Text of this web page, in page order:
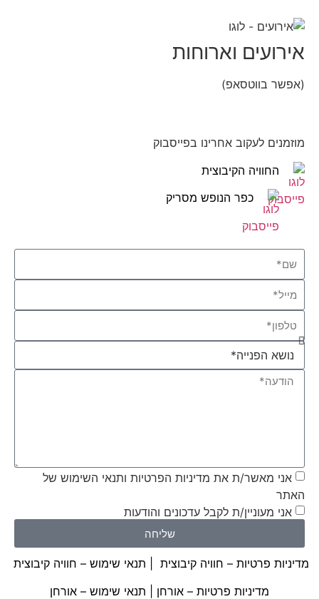
אירועים וארוחות
(אפשר בווטסאפ)
מוזמנים לעקוב אחרינו בפייסבוק
החוויה הקיבוצית
כפר הנופש מסריק
אני מאשר/ת את מדיניות הפרטיות ותנאי השימוש של
האתר
אני מעוניין/ת לקבל עדכונים והודעות
שליחה
מדיניות פרטיות – חוויה קיבוצית
תנאי שימוש – חוויה קיבוצית
מדיניות פרטיות – אורחן
תנאי שימוש – אורחן